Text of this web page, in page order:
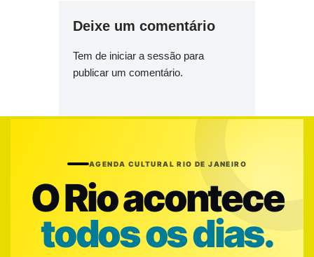
Deixe um comentário
Tem de iniciar a sessão para
publicar um comentário.
AGENDA CULTURAL RIO DE JANEIRO
O Rio acontece
todos os dias.